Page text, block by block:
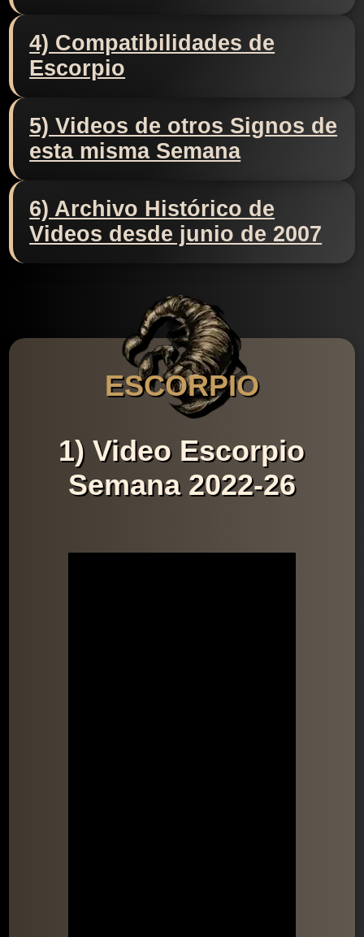
4) Compatibilidades de
Escorpio
5) Videos de otros Signos de
esta misma Semana
6) Archivo Histórico de
Videos desde junio de 2007
ESCORPIO
1) Video Escorpio
Semana 2022-26